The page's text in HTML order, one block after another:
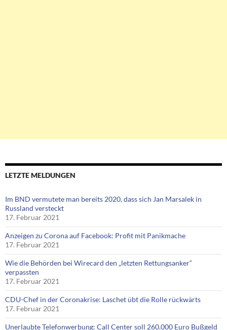
LETZTE MELDUNGEN
Im BND vermutete man bereits 2020, dass sich Jan Marsalek in
Russland versteckt
17. Februar 2021
Anzeigen zu Corona auf Facebook: Profit mit Panikmache
17. Februar 2021
Wie die Behörden bei Wirecard den „letzten Rettungsanker“
verpassten
17. Februar 2021
CDU-Chef in der Coronakrise: Laschet übt die Rolle rückwärts
17. Februar 2021
Unerlaubte Telefonwerbung: Call Center soll 260.000 Euro Bußgeld